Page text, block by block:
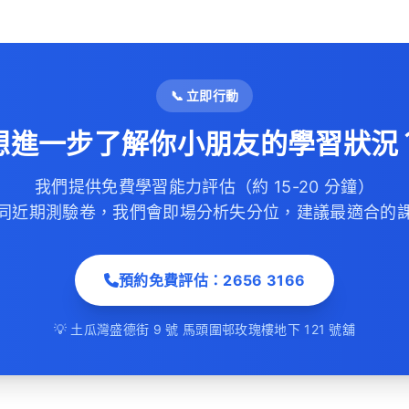
📞 立即行動
進一步了解你小朋友的學習狀況
我們提供免費學習能力評估（約 15-20 分鐘）
近期測驗卷，我們會即場分析失分位，建議最適合的
預約免費評估：2656 3166
💡 土瓜灣盛德街 9 號 馬頭圍邨玫瑰樓地下 121 號舖